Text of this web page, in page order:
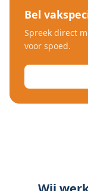
Bel
Spreek direct
voor spoed.